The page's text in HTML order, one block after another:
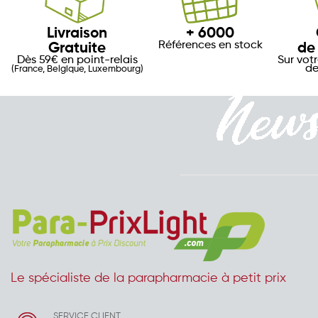
Livraison
Gratuite
Dès 59€ en point-relais
(France, Belgique, Luxembourg)
+ 6000
Références en stock
de
Sur
Le spécialiste de la parapharmacie à petit prix